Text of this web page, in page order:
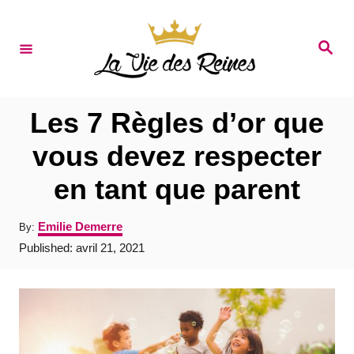
S
Les 7 Règles d’or que
vous devez respecter
en tant que parent
By: A
u
t
o
Emilie Demerre
P
Published: avril 21, 2021